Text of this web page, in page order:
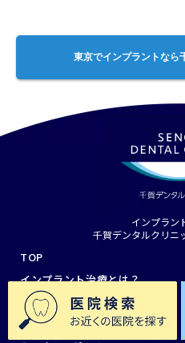
などの治療と比べると費用負
費用負担を軽減できる場合があります。
の負担や月々の支払い負担
ンタルローンや分割払いな
アを怠ってしまった場合、
あります。インプラント周
の組織が歯周病に感染した状態です。 イ
然歯と同じように、毎日の
れし、定期的に歯科医院で
トから骨にしっかりと伝わ
っていく現象）を抑える効
ブリッジに比べて顎の骨が
若々しいイメージを保ちや
す。 全部の歯をインプラントにするデメリット・リスク
インプラント治療で考えら
て、主に以下３つが考えられます。 デメリ
ての症例に対して治療が可能ではない 治
来的なリスク等を考慮して
難しいと判断されるケースもござい
分泌疾患、代謝疾患、精神
の方。その他、生活習慣で
ースとして、喫煙、清掃不
によってインプラントが適さ
デンチャーの費用相場 ・80万円～200万円程度 ※片顎
あたりの費用相場（上顎または
をインプラントで固定する
ラント義歯」と呼ばれることもありま
所に片顎（上顎または下顎
入し、その上にアタッチメ
で安定性が高まり、通常の
聞かれるような「噛みにく
の問題解消が期待できます。 全部の歯をインプラントに
する際の費用の内訳 １）1本ずつインプラントを入れた
場合 インプラントの価格を決める要素（治療費の内訳）
別途費用がかかることもあります。 静脈内
相場は5万円前後。インプラ
場は1部位あたり3万円～35
や治療内容により開きがあります）。 治
ンス費用の相場 治療後はインプラント周囲炎などのトラ
ブルを防ぎ、長持ちさせる
なメンテナンスを受けるこ
ナンス費用は1回あたり
ても安心して通いやすい歯
す。 自分のインプラント費用総額が知りたい方へ イン
プラント治療にかかる費用
や治療本数、希望される治
なります。 千賀デンタルクリニックでは事前のお見積も
100万円程度です。奥歯1本
が目安となります。 奥歯2本をインプラント治療する費
本でも変わりませんが、イ
造（最終の被せ物）は本数
また、使用するインプラン
備、歯科医師の経験などに
（値段）は大きく変動することが
訳や費用を安くする方法に
しく解説しております。 インプラントの費用相場はいく
東京でインプラントなら
インプラン
千賀デンタルクリニ
TOP
インプラント治療とは？
インプラント治療の流れ
痛みに配慮した治療